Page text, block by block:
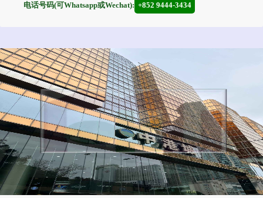
电话号码(可Whatsapp或Wechat): +852 9444-3434